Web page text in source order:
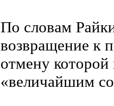
По словам
возвращение к
отмену которой
«величайшим